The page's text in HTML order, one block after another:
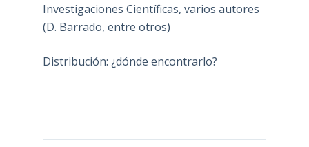
Investigaciones Científicas, varios autores
(D. Barrado, entre otros)
Distribución: ¿dónde encontrarlo?